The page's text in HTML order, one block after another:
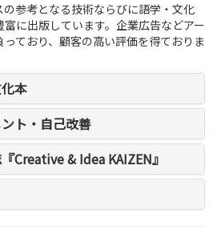
参考となる技術ならびに語学・文化
に出版しています。企業広告などアー
ており、顧客の高い評価を得ておりま
本
ト・自己改善
Creative & Idea KAIZEN』